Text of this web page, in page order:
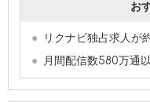
お
リクナビ独占求人が
月間配信数580万通